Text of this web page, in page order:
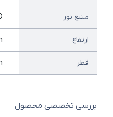
منبع نور
ارتفاع
قطر
بررسی تخصصی محصول